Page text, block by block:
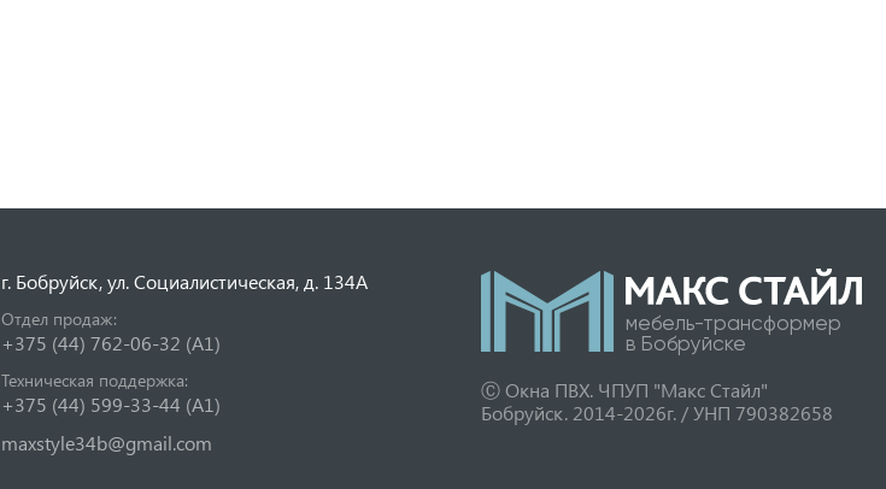
г. Бобруйск, ул. Социалистическая, д. 134А
Отдел продаж:
+375 (44) 762-06-32 (A1)
Техническая поддержка:
+375 (44) 599-33-44 (A1)
maxstyle34b@gmail.com
мебель-трансформер
в Бобруйске
Ⓒ Окна ПВХ. ЧПУП "Макс Стайл"
Бобруйск. 2014-2026г. / УНП 790382658